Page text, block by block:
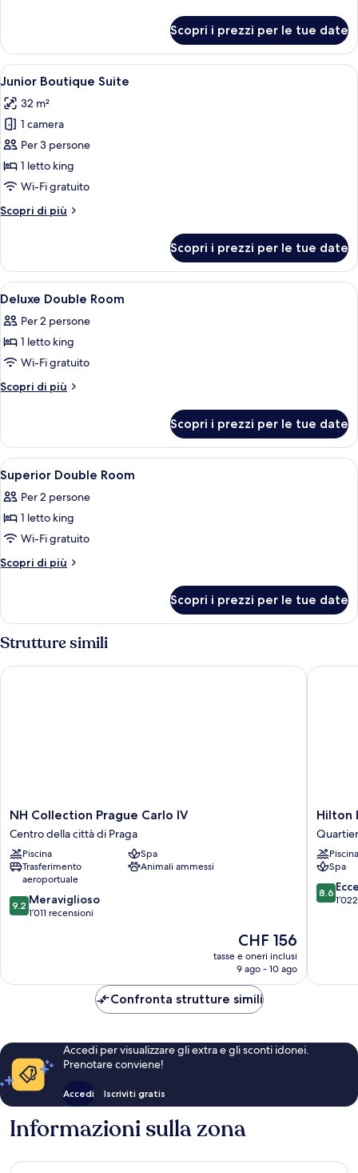
Junior
Scopri i prezzi per le tue date
Apri
tutte
le
foto
per
Junior
Boutique
Una camera d'albergo moderna
12
Junior Boutique Suite
32 m²
1 camera
Per 3 persone
1 letto king
Wi-Fi gratuito
Scopri di più
Altri
Boutique
Suite
Scopri i prezzi per le tue date
Apri
tutte
le
foto
per
Deluxe
Una camera d'albergo con un letto,
11
Deluxe Double Room
Per 2 persone
1 letto king
Wi-Fi gratuito
Scopri di più
Altri
Double
Room
Scopri i prezzi per le tue date
Apri
tutte
le
foto
per
Superior
Una camera d'albergo moderna
13
Superior Double Room
Per 2 persone
1 letto king
Wi-Fi gratuito
Scopri di più
Altri
Double
Scopri i prezzi per le tue date
Strutture simili
NH
Collection
Prague
Carlo
IV
Centro
della
città
NH Collection Prague Carlo IV
Centro della città di Praga
Piscina
Spa
Trasferimento
aeroportuale
Animali ammessi
9.2
su
9.2 Meraviglioso
1’011 recensioni
Il
prezzo
attuale
CHF 156
CHF 156
tasse e oneri inclusi
9 ago - 10 ago
NH Collection Prague Carlo IV
Hilton
Prague
Atrium
di
Karlín
Hilton
Piscina
Spa
8.6
su
8.6
Hilton
Confronta strutture simili
Accedi per visualizzare gli extra e gli sconti idonei.
Prenotare conviene!
Accedi Iscriviti gratis
Informazioni sulla zona